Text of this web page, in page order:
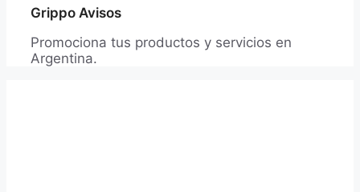
Grippo Avisos
Promociona tus productos y servicios en
Argentina.